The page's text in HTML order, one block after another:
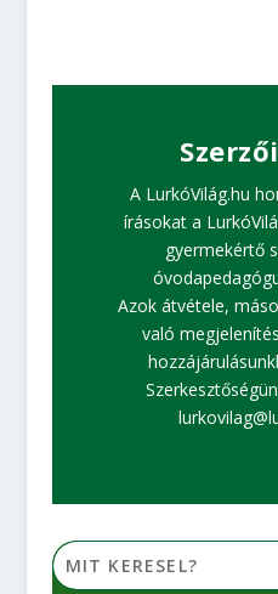
A LurkóVilág.hu
írásokat a
gyermekértő
Azok átvétele,
való